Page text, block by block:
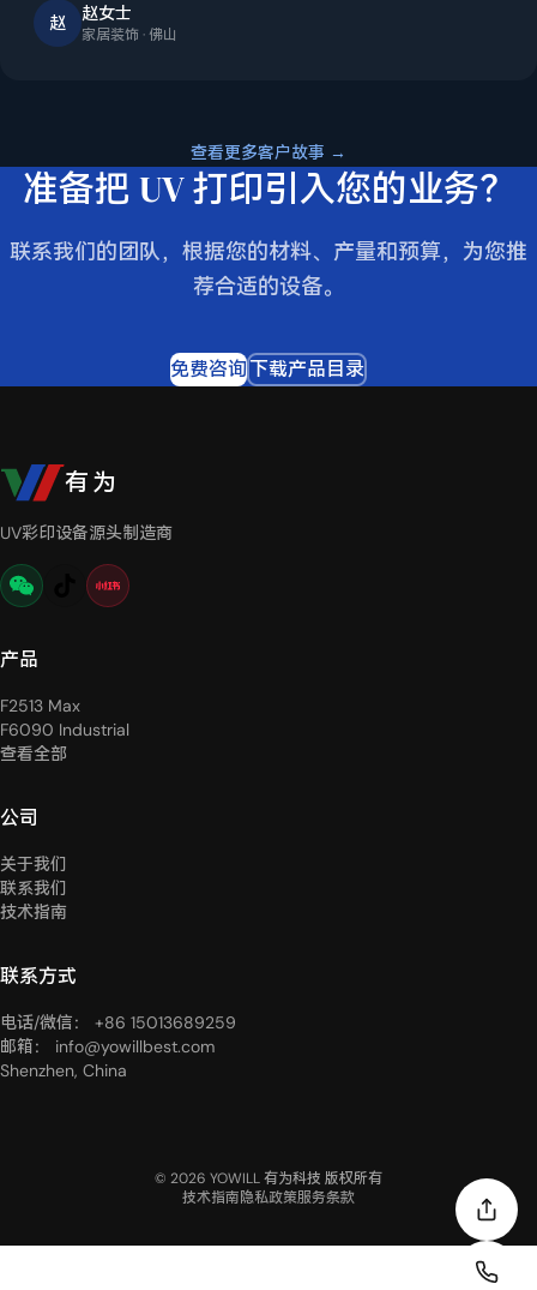
赵 赵女士
家居装饰 · 佛山
查看更多客户故事 →
准备把 UV 打印引入您的业务？
联系我们的团队，根据您的材料、产量和预算，为您推
荐合适的设备。
免费咨询下载产品目录
有为
UV彩印设备源头制造商
产品
F2513 Max
F6090 Industrial
查看全部
公司
关于我们
联系我们
技术指南
联系方式
电话/微信： +86 15013689259
邮箱： info@yowillbest.com
Shenzhen, China
© 2026 YOWILL 有为科技 版权所有
技术指南隐私政策服务条款